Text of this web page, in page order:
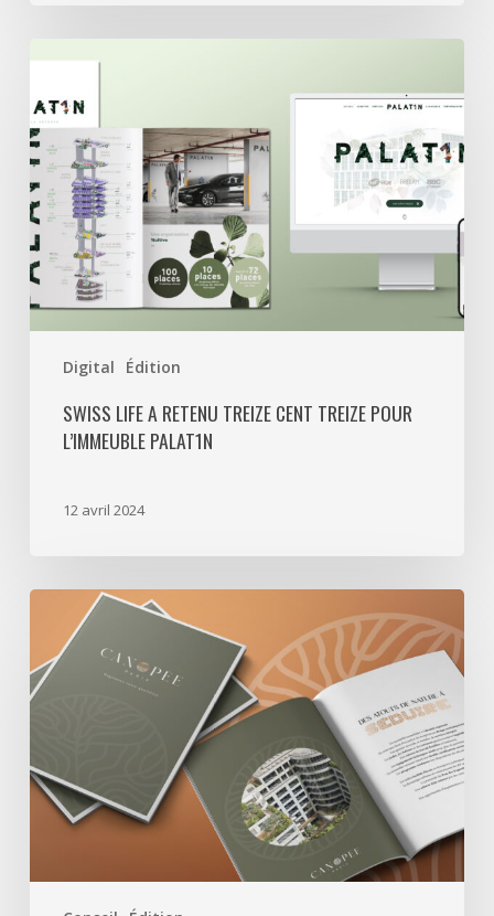
Digital Édition
a
retenu
Treize
Cent
Treize
pour
l’immeuble
Palat1n
SWISS LIFE A RETENU TREIZE CENT TREIZE POUR
L’IMMEUBLE PALAT1N
12 avril 2024
nouvelle
canopée
parisienne…